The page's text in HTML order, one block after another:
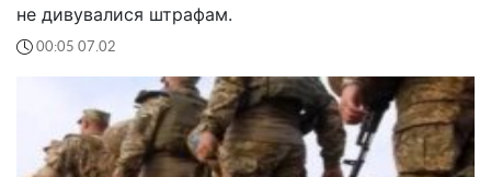
не дивувалися штрафам.
00:05 07.02